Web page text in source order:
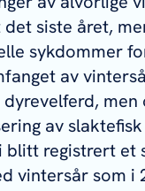
siste året,
sykdommer
av
men
av
blitt registrert et
vintersår som i